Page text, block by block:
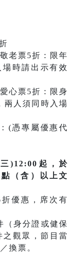
老票5折：限年
時請出示有效
心票5折：限身
兩人須同時入場
(憑專屬優惠代
)12:00起，於
（含）以上文
優惠，席次有
身分證或健保
觀眾，節目當
換票。